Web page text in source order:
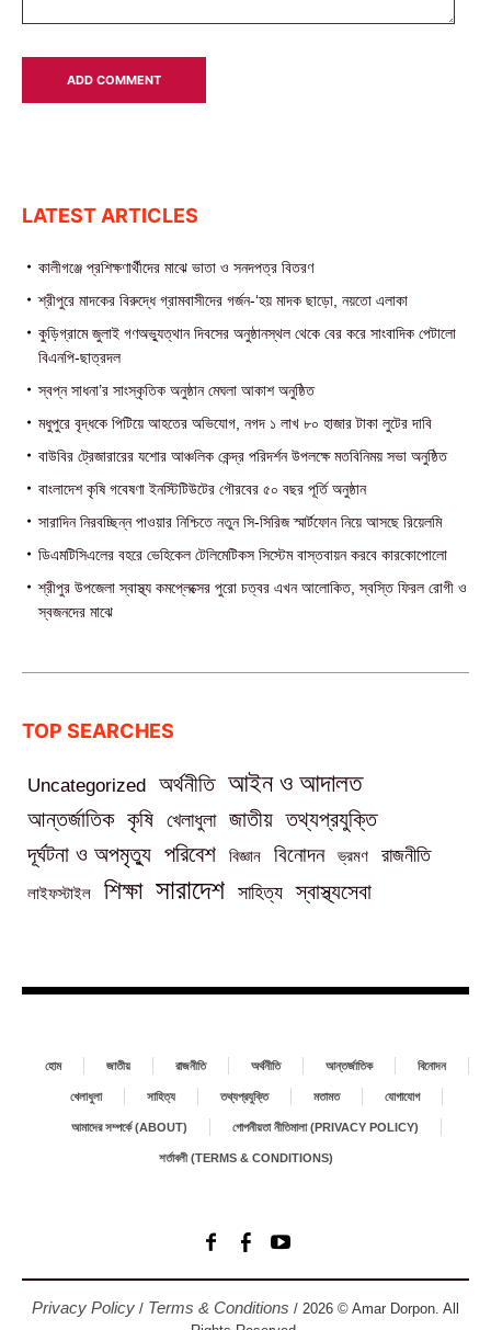
LATEST ARTICLES
কালীগঞ্জে প্রশিক্ষণার্থীদের মাঝে ভাতা ও সনদপত্র বিতরণ
শ্রীপুরে মাদকের বিরুদ্ধে গ্রামবাসীদের গর্জন-‘হয় মাদক ছাড়ো, নয়তো এলাকা
কুড়িগ্রামে জুলাই গণঅভ্যুত্থান দিবসের অনুষ্ঠানস্থল থেকে বের করে সাংবাদিক পেটালো
বিএনপি-ছাত্রদল
স্বপ্ন সাধনা’র সাংস্কৃতিক অনুষ্ঠান মেঘলা আকাশ অনুষ্ঠিত
মধুপুরে বৃদ্ধকে পিটিয়ে আহতের অভিযোগ, নগদ ১ লাখ ৮০ হাজার টাকা লুটের দাবি
বাউবির ট্রেজারারের যশোর আঞ্চলিক কেন্দ্র পরিদর্শন উপলক্ষে মতবিনিময় সভা অনুষ্ঠিত
বাংলাদেশ কৃষি গবেষণা ইনস্টিটিউটের গৌরবের ৫০ বছর পূর্তি অনুষ্ঠান
সারাদিন নিরবচ্ছিন্ন পাওয়ার নিশ্চিতে নতুন সি-সিরিজ স্মার্টফোন নিয়ে আসছে রিয়েলমি
ডিএমটিসিএলের বহরে ভেহিকেল টেলিমেটিকস সিস্টেম বাস্তবায়ন করবে কারকোপোলো
শ্রীপুর উপজেলা স্বাস্থ্য কমপ্লেক্সের পুরো চত্বর এখন আলোকিত, স্বস্তি ফিরল রোগী ও
স্বজনদের মাঝে‎
TOP SEARCHES
Uncategorized অর্থনীতি আইন ও আদালত
আন্তর্জাতিক কৃষি খেলাধুলা জাতীয় তথ্যপ্রযুক্তি
দূর্ঘটনা ও অপমৃত্যু পরিবেশ বিজ্ঞান বিনোদন ভ্রমণ রাজনীতি
লাইফস্টাইল শিক্ষা সারাদেশ সাহিত্য স্বাস্থ্যসেবা
হোম জাতীয় রাজনীতি অর্থনীতি আন্তর্জাতিক বিনোদন
খেলাধুলা সাহিত্য তথ্যপ্রযুক্তি মতামত যোগাযোগ
আমাদের সম্পর্কে (ABOUT) গোপনীয়তা নীতিমালা (PRIVACY POLICY)
শর্তাবলী (TERMS & CONDITIONS)
Privacy Policy / Terms & Conditions / 2026 © Amar Dorpon. All